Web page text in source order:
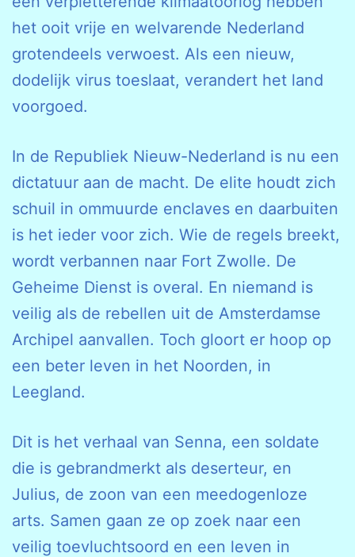
het ooit vrije en welvarende Nederland
groten­deels verwoest. Als een nieuw,
dodelijk virus toeslaat, verandert het land
voorgoed.
In de Republiek Nieuw-Nederland is nu een
dictatuur aan de macht. De elite houdt zich
schuil in ommuurde enclaves en daarbuiten
is het ieder voor zich. Wie de regels breekt,
wordt verbannen naar Fort Zwolle. De
Geheime Dienst is overal. En niemand is
veilig als de rebellen uit de Amsterdamse
Archipel aanvallen. Toch gloort er hoop op
een beter leven in het Noorden, in
Leegland.
Dit is het verhaal van Senna, een soldate
die is gebrandmerkt als deserteur, en
Julius, de zoon van een meedogenloze
arts. Samen gaan ze op zoek naar een
veilig toevluchtsoord en een leven in